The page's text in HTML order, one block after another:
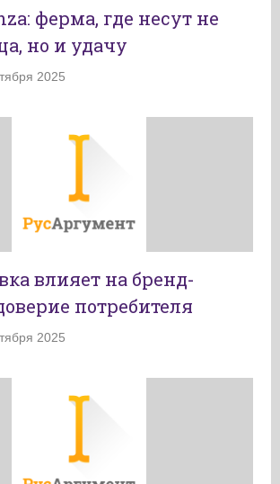
ферма, где несут не
но и удачу
2025
влияет на бренд-
потребителя
2025